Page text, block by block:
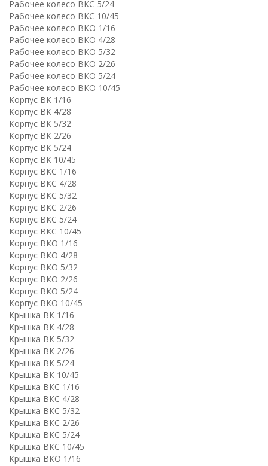
Рабочее колесо ВКC 5/24
Рабочее колесо ВКC 10/45
Рабочее колесо ВКО 1/16
Рабочее колесо ВКО 4/28
Рабочее колесо ВКО 5/32
Рабочее колесо ВКО 2/26
Рабочее колесо ВКО 5/24
Рабочее колесо ВКО 10/45
Корпус ВК 1/16
Корпус ВК 4/28
Корпус ВК 5/32
Корпус ВК 2/26
Корпус ВК 5/24
Корпус ВК 10/45
Корпус ВКC 1/16
Корпус ВКC 4/28
Корпус ВКC 5/32
Корпус ВКC 2/26
Корпус ВКC 5/24
Корпус ВКC 10/45
Корпус ВКО 1/16
Корпус ВКО 4/28
Корпус ВКО 5/32
Корпус ВКО 2/26
Корпус ВКО 5/24
Корпус ВКО 10/45
Крышка ВК 1/16
Крышка ВК 4/28
Крышка ВК 5/32
Крышка ВК 2/26
Крышка ВК 5/24
Крышка ВК 10/45
Крышка ВКC 1/16
Крышка ВКC 4/28
Крышка ВКC 5/32
Крышка ВКC 2/26
Крышка ВКC 5/24
Крышка ВКC 10/45
Крышка ВКО 1/16